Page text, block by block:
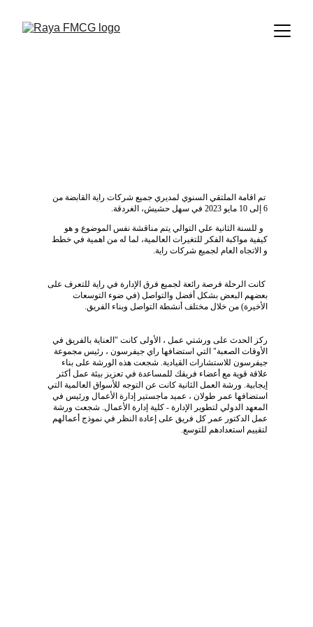
تم اقامة الملتقي السنوي لمديري جميع شركات راية القابضة من
6 إلى 10 مايو 2023 في سهل حشيش، الغردقة.
  و للسنة الثانية علي التوالي يتم مناقشة نفس الموضوع و هو
كيفية مواكبة الفكر للتغيرات العالمية، لما له من اهمية في خطط
و الاتجاه العام لجميع شركات راية.
كانت الرحلة فرصة رائعة لجميع فرق الإدارة في راية للتعرف على
بعضهم البعض بشكل أفضل والتواصل (في ضوء التوسعات
الأخيرة) من خلال مختلف أنشطة التواصل وبناء الفريق.
ركز الحدث على ورشتي عمل ، الأولى كانت "العناية بالفريق في
الأوقات الصعبة" التي استضافها راي جيفرسون ، رئيس مجموعة
جيفرسون للاستشارات القيادية. شجعت هذه الورشة على بناء
علاقة قوية مع أعضاء فريقك للمساعدة في تعزيز بيئة عمل أكثر
إيجابية. ورشة العمل الثانية كانت عن التوجه للأسواق العالمية التي
استضافها عمر طولان ، عميد ماجستير إدارة الأعمال ورئيس في
المعهد الدولي لتطوير الإدارة - كلية إدارة الأعمال. شجعت ورشة
عمل الدكتور عمر كل فريق على إعادة النظر في نموذج أعمالهم
لتقييم استعدادهم للتوسع.